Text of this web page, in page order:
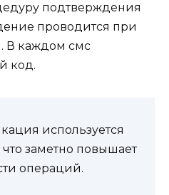
подтверждения
проводится при
В каждом смс
код.
используется
заметно повышает
операций.